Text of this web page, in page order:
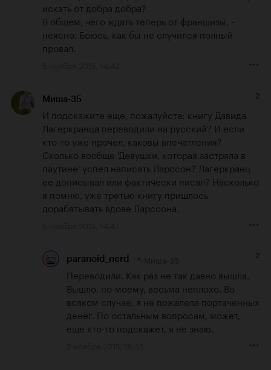
искать от добра добра?
В общем, чего ждать теперь от франшизы, -
неясно. Боюсь, как бы не случился полный
провал.
Миша-35 2
И подскажите еще, пожалуйста: книгу Давида
Лагеркранца переводили на русский? И если
кто-то уже прочел, каковы впечатления?
Сколько вообще 'Девушки, которая застряла в
паутине' успел написать Ларссон? Лагеркранц
ее дописывал или фактически писал? Насколько
я помню, уже третью книгу пришлось
дорабатывать вдове Ларссона.
paranoid_nerd 2
Переводили. Как раз не так давно вышла.
Вышло, по-моему, весьма неплохо. Во
всяком случае, я не пожалела портаченных
денег. По остальным вопросам, может,
еще кто-то подскажет, я не знаю.